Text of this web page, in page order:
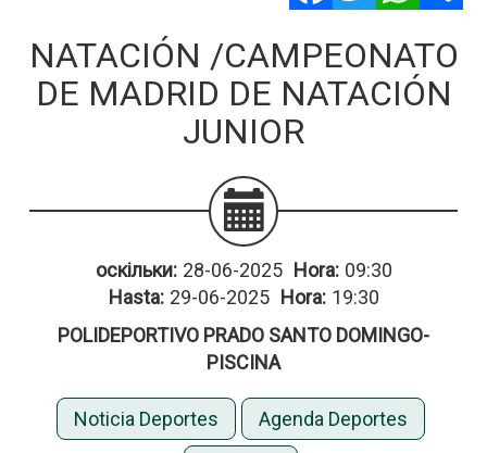
NATACIÓN /CAMPEONATO
DE MADRID DE NATACIÓN
JUNIOR
оскільки: 28-06-2025 Hora: 09:30
Hasta: 29-06-2025 Hora: 19:30
POLIDEPORTIVO PRADO SANTO DOMINGO-
PISCINA
Noticia Deportes Agenda Deportes